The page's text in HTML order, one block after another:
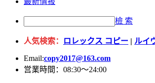
檢 索
人気検索： ロレックス コピー | ルイ
Email:copy2017@163.com
営業時間：08:30～24:00